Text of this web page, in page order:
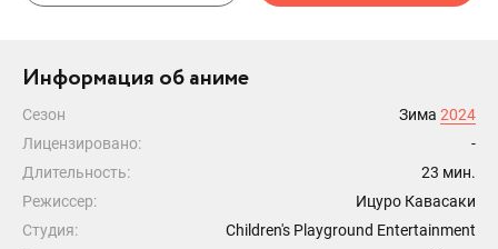
Информация об аниме
Сезон Зима 2024
Лицензировано:
-
Длительность:
23 мин.
Режиссер:
Ицуро Кавасаки
Студия:
Children's Playground Entertainment